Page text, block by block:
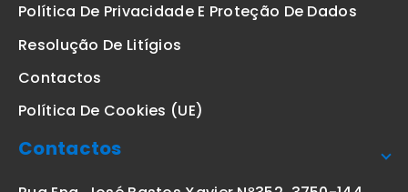
Política De Privacidade E Proteção De Dados
Resolução De Litígios
Contactos
Política De Cookies (UE)
Contactos